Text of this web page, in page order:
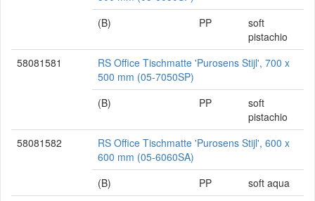
(B)
PP
soft
pistachio
58081581
RS Office Tischmatte 'Purosens Stijl', 700 x
500 mm (05-7050SP)
(B)
PP
soft
pistachio
58081582
RS Office Tischmatte 'Purosens Stijl', 600 x
600 mm (05-6060SA)
(B)
PP
soft aqua